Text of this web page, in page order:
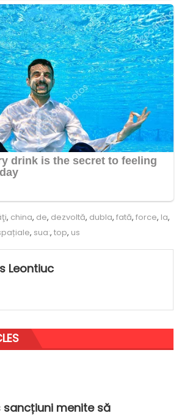
, china, de, dezvoltă, dubla, fată, force, la,
, sua:, top, us
Leontiuc
sancțiuni menite să